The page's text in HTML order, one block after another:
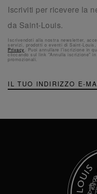
Iscriviti per ricevere la
da Saint-Louis.
Iscrivendoti alla nostra newsletter,
servizi, prodotti o eventi di Saint-
Privacy . Puoi annullare l'iscrizione in
cliccando sul link "Annulla iscrizione"
promozionali.
NEWSLETTER
Iscriviti
alla